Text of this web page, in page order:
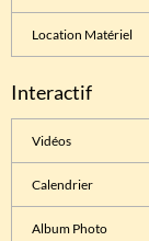
Location Matériel
Interactif
Vidéos
Calendrier
Album Photo